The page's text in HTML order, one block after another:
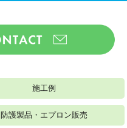
施工例
防護製品・エプロン販売